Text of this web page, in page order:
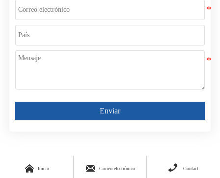
Enviar
 Inicio  Correo electrónico  Contact